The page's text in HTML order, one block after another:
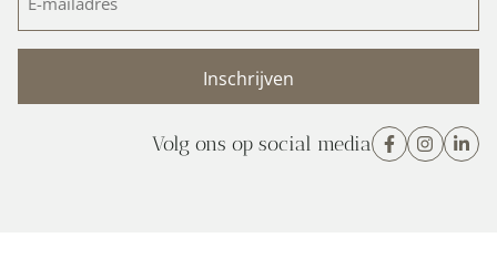
mailadres
Volg ons op social media